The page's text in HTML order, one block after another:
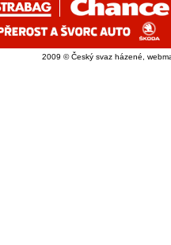
2009 © Český svaz házené,